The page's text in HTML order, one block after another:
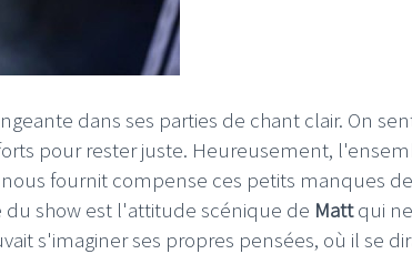
dans ses parties de chant clair. On
pour rester juste. Heureusement,
fournit compense ces petits manques de
du show est l'attitude scénique de Mattqui ne
s'imaginer ses propres pensées, où il se